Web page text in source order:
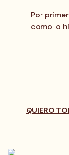
Por
como lo
QUIERO